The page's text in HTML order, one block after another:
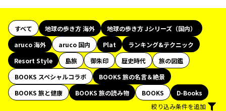
すべて 地球の歩き方 海外
地球の歩き方 Jシリーズ（国内）
aruco 海外
aruco 国内 Plat
ランキング&テクニック
Resort Style
島旅 御朱印 歴史時代
旅の図鑑
BOOKS スペシャルコラボ
BOOKS 旅の名言＆絶景
BOOKS 旅と健康
BOOKS 旅の読み物 BOOKS
D-Books
絞り込み条件を追加